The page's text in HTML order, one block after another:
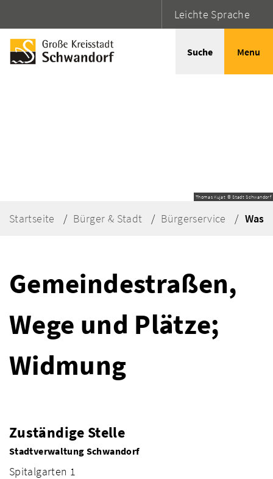
Leichte Sprache
Suche Menu
Thomas Kujat © Stadt Schwandorf
Startseite Bürger & Stadt Bürgerservice Was
Gemeindestraßen,
Wege und Plätze;
Widmung
Zuständige Stelle
Stadtverwaltung Schwandorf
Spitalgarten 1